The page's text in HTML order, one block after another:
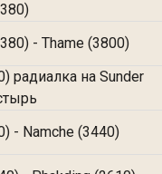
- Thame (3800)
радиалка на Sunder
- Namche (3440)